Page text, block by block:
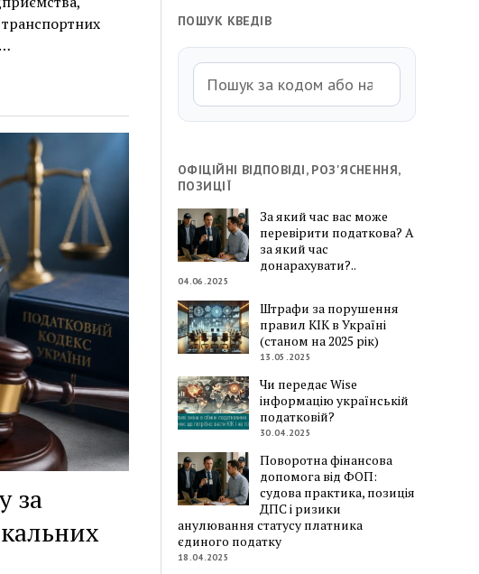
транспортних
за
ПОШУК КВЕДІВ
ОФІЦІЙНІ ВІДПОВІДІ, РОЗ'ЯСНЕННЯ,
ПОЗИЦІЇ
За який час вас може
перевірити податкова? А
за який час
донарахувати?..
04.06.2025
Штрафи за порушення
правил КІК в Україні
(станом на 2025 рік)
13.05.2025
Чи передає Wise
інформацію українській
податковій?
30.04.2025
Поворотна фінансова
допомога від ФОП:
судова практика, позиція
ДПС і ризики
анулювання статусу платника
єдиного податку
18.04.2025